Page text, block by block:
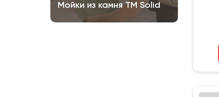
Мойки из камня ТМ Solid